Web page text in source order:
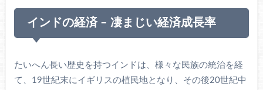
インドの経済 – 凄まじい経済成長率
たいへん長い歴史を持つインドは、様々な民族の統治を経
て、19世紀末にイギリスの植民地となり、その後20世紀中